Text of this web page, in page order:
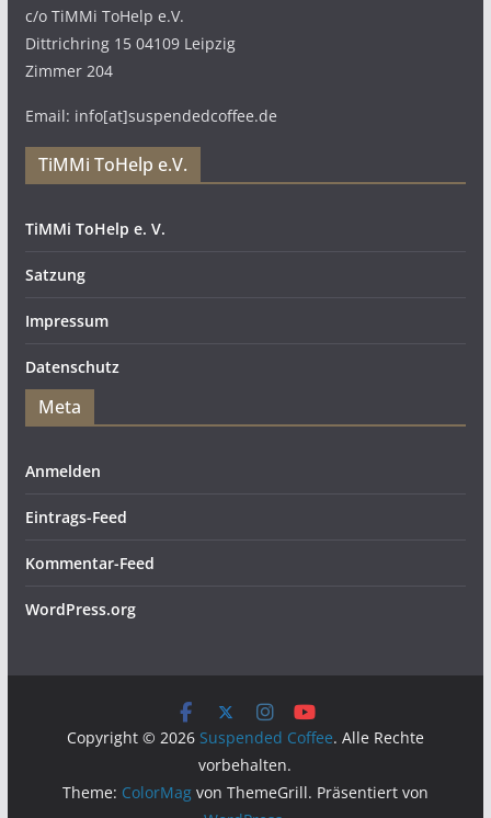
c/o TiMMi ToHelp e.V.
Dittrichring 15 04109 Leipzig
Zimmer 204
Email: info[at]suspendedcoffee.de
TiMMi ToHelp e.V.
TiMMi ToHelp e. V.
Satzung
Impressum
Datenschutz
Meta
Anmelden
Eintrags-Feed
Kommentar-Feed
WordPress.org
Copyright © 2026 Suspended Coffee. Alle Rechte
vorbehalten.
Theme: ColorMagvon ThemeGrill. Präsentiert von